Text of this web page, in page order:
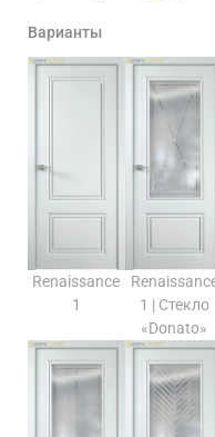
Варианты
Renaissance
1
1 | Стекло
«Donato»